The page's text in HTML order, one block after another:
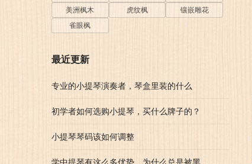
美洲枫木
虎纹枫
镶嵌雕花
雀眼枫
最近更新
专业的小提琴演奏者，琴盒里装的什么
初学者如何选购小提琴，买什么牌子的？
小提琴琴码该如何调整